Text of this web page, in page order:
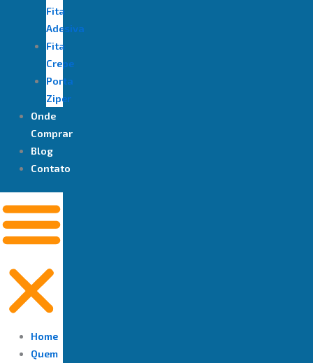
Fita
Adesiva
Fita
Crepe
Porta
Ziper
Onde
Comprar
Blog
Contato
Home
Quem